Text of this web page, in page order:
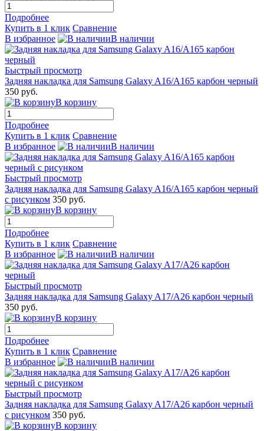
Подробнее
Купить в 1 клик Сравнение
В избранное
В наличии
Быстрый просмотр
Задняя накладка для Samsung Galaxy A16/A165 карбон черный
350 руб.
В корзину
Подробнее
Купить в 1 клик Сравнение
В избранное
В наличии
Быстрый просмотр
Задняя накладка для Samsung Galaxy A16/A165 карбон черный
с рисунком 350 руб.
В корзину
Подробнее
Купить в 1 клик Сравнение
В избранное
В наличии
Быстрый просмотр
Задняя накладка для Samsung Galaxy A17/A26 карбон черный
350 руб.
В корзину
Подробнее
Купить в 1 клик Сравнение
В избранное
В наличии
Быстрый просмотр
Задняя накладка для Samsung Galaxy A17/A26 карбон черный
с рисунком 350 руб.
В корзину